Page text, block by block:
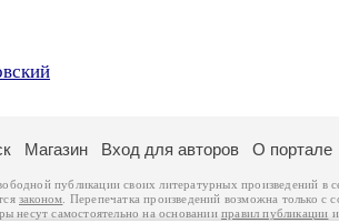
Магазин Вход для авторов О портале
публикации своих литературных произведений в
законом . Перепечатка произведений возможна только с
несут самостоятельно на основанииправил публикации